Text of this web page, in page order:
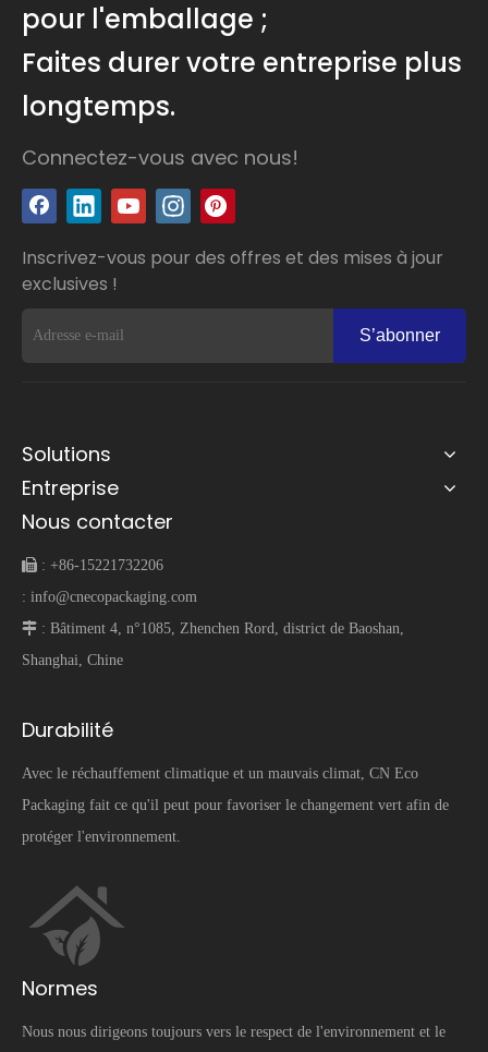
pour l'emballage ;
Faites durer votre entreprise plus
longtemps.
Connectez-vous avec nous!
Inscrivez-vous pour des offres et des mises à jour
exclusives !
S’abonner
Solutions
Entreprise
Nous contacter
 : +86-15221732206
: info@cnecopackaging.com
 : Bâtiment 4, n°1085, Zhenchen Rord, district de Baoshan,
Shanghai, Chine
Durabilité
Avec le réchauffement climatique et un mauvais climat, CN Eco
Packaging fait ce qu'il peut pour favoriser le changement vert afin de
protéger l'environnement.
Normes
Nous nous dirigeons toujours vers le respect de l'environnement et le